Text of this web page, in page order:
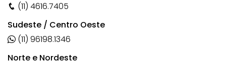
(11) 4616.7405
Sudeste / Centro Oeste
(11) 96198.1346
Norte e Nordeste